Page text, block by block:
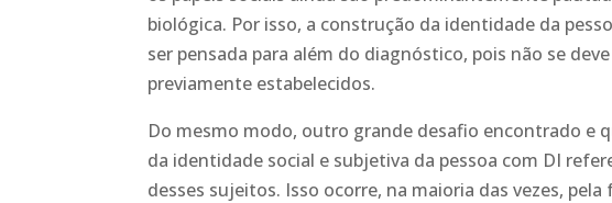
biológica. Por isso, a construção da identidade da
ser pensada para além do diagnóstico, pois não se
previamente estabelecidos.
Do mesmo modo, outro grande desafio encontrado e
da identidade social e subjetiva da pessoa com DI
desses sujeitos. Isso ocorre, na maioria das vezes,